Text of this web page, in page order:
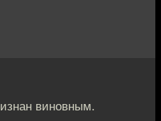
виновным.